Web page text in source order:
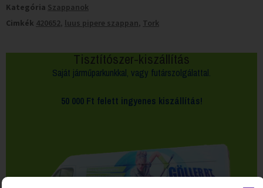
Kategória Szappanok
Cimkék 420652, luus pipere szappan, Tork
Tisztítószer-kiszállítás
Saját járműparkunkkal, vagy futárszolgálattal.
50 000 Ft felett ingyenes kiszállítás!